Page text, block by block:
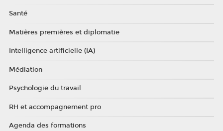
Santé
Matières premières et diplomatie
Intelligence artificielle (IA)
Médiation
Psychologie du travail
RH et accompagnement pro
Agenda des formations